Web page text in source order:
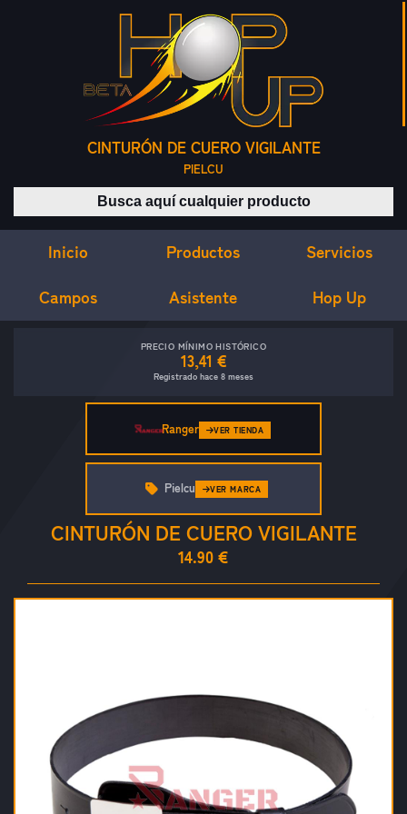
CINTURÓN DE CUERO VIGILANTE
PIELCU
Buscar productos
Inicio Productos Servicios
Campos Asistente Hop Up
PRECIO MÍNIMO HISTÓRICO
13,41 €
Registrado hace 8 meses
Ranger VER TIENDA
CINTURÓN DE CUERO VIGILANTE
14.90 €
Pielcu VER MARCA